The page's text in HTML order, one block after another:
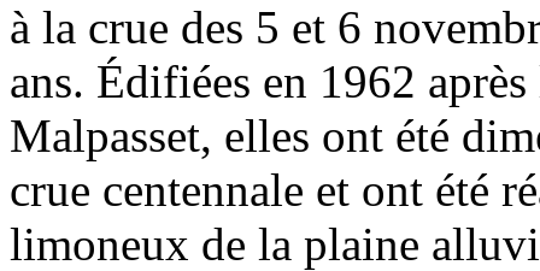
à la crue des 5 et 6
ans. Édifiées en 1962
Malpasset, elles ont été
crue centennale et ont été
limoneux de la plaine